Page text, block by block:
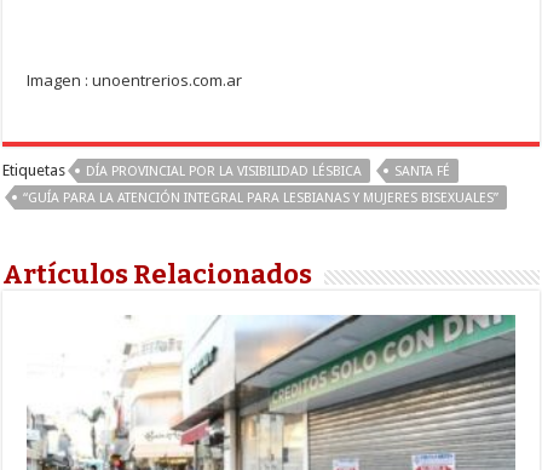
Imagen : unoentrerios.com.ar
Etiquetas DÍA PROVINCIAL POR LA VISIBILIDAD LÉSBICA
SANTA FÉ
“GUÍA PARA LA ATENCIÓN INTEGRAL PARA LESBIANAS Y MUJERES BISEXUALES”
Artículos Relacionados